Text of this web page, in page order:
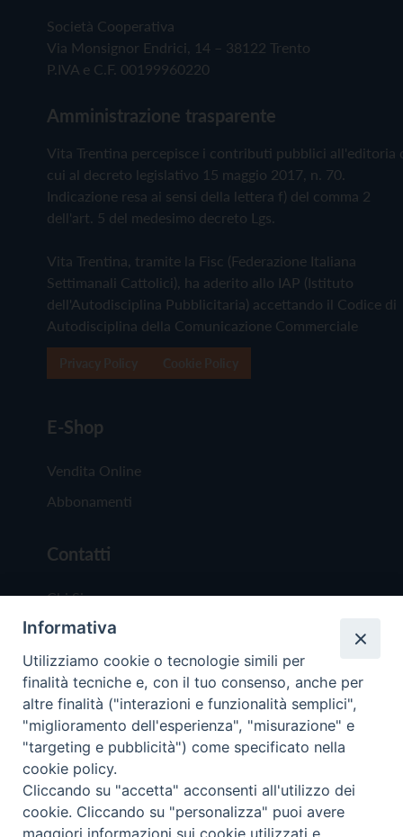
Società Cooperativa
Via Monsignor Endrici, 14 – 38122 Trento
P.IVA e C.F. 00199960220
Amministrazione trasparente
Vita Trentina percepisce i contributi pubblici all'editoria
cui al decreto legislativo 15 maggio 2017, n. 70.
Indicazione resa ai sensi della lettera f) del comma 2
dell'art. 5 del medesimo decreto Lgs.
Vita Trentina, tramite la Fisc (Federazione Italiana
Settimanali Cattolici), ha aderito allo IAP (Istituto
dell'Autodisciplina Pubblicitaria) accettando il Codice di
Autodisciplina della Comunicazione Commerciale
E-Shop
Vendita Online
Abbonamenti
Contatti
Chi Siamo
Redazione
Scrivici
Copyright © 2019 - Tutti i diritti riservati - Vita
Trentina Editrice
Informativa
Utilizziamo cookie o tecnologie simili per
finalità tecniche e, con il tuo consenso, anche per
altre finalità ("interazioni e funzionalità semplici",
"miglioramento dell'esperienza", "misurazione" e
"targeting e pubblicità") come specificato nella
cookie policy.
Cliccando su "accetta" acconsenti all'utilizzo dei
cookie. Cliccando su "personalizza" puoi avere